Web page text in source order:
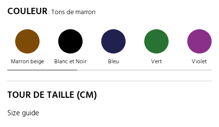
COULEUR: Tons de marron
Marron beige Blanc et Noir Bleu Vert Violet
TOUR DE TAILLE (CM)
Size guide